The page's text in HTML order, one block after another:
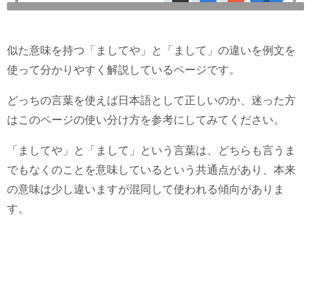
似た意味を持つ「ましてや」と「まして」の違いを例文を
使って分かりやすく解説しているページです。
どっちの言葉を使えば日本語として正しいのか、迷った方
はこのページの使い分け方を参考にしてみてください。
「ましてや」と「まして」という言葉は、どちらも言うま
でもなくのことを意味しているという共通点があり、本来
の意味は少し違いますが混同して使われる傾向がありま
す。